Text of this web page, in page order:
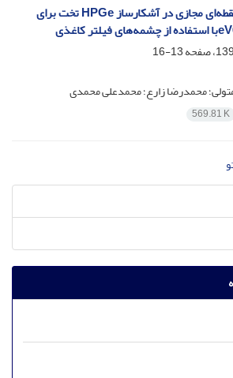
ارزیابی مکان آشکارساز نقطه‌ای مجازی در آشکارساز HPGe تخت برای
13-16
محمدرضا زارع؛ محمدعلی محمدی
569.81 K